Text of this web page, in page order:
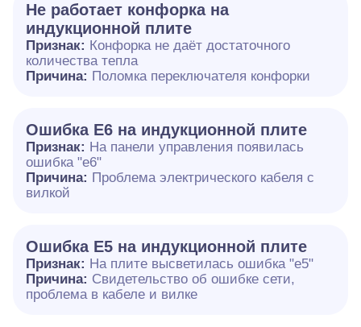
Не работает конфорка на
индукционной плите
Признак: Конфорка не даёт достаточного
количества тепла
Причина: Поломка переключателя конфорки
Ошибка E6 на индукционной плите
Признак: На панели управления появилась
ошибка "e6"
Причина: Проблема электрического кабеля с
вилкой
Ошибка Е5 на индукционной плите
Признак: На плите высветилась ошибка "е5"
Причина: Свидетельство об ошибке сети,
проблема в кабеле и вилке